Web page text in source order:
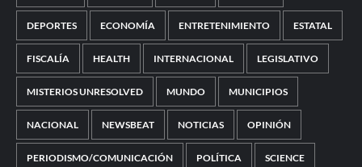
DEPORTES ECONOMÍA ENTRETENIMIENTO ESTATAL
FISCALÍA HEALTH INTERNACIONAL LEGISLATIVO
MISTERIOS UNRESOLVED MUNDO MUNICIPIOS
NACIONAL NEWSBEAT NOTICIAS OPINIÓN
PERIODISMO/COMUNICACIÓN POLÍTICA SCIENCE